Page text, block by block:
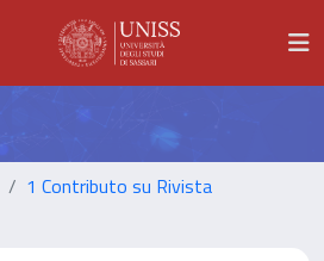
1 Contributo su Rivista